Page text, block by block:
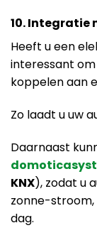
10. Integratie
Heeft u een
interessant
koppelen aan
Zo laadt u uw
Daarnaast
KNX), zodat u
zonne-
dag.